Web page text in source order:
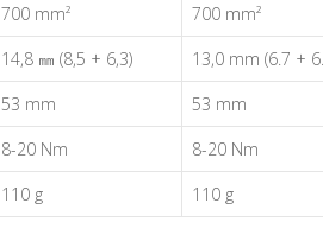
700 mm²
700 mm²
14,8 ㎜ (8,5 + 6,3)
13,0 mm (6.7 +
53 mm
53 mm
8-20 Nm
8-20 Nm
110 g 110 g